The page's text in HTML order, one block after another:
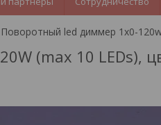
(max 10 LEDs),